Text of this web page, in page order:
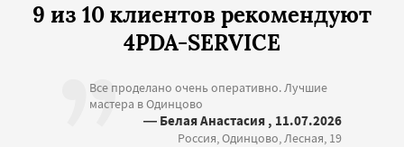
9 из 10 клиентов рекомендуют
4PDA-SERVICE
Все проделано очень оперативно. Лучшие
мастера в Одинцово
— Белая Анастасия , 11.07.2026
Россия, Одинцово, Лесная, 19